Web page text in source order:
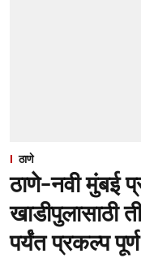
ठाणे
ठाणे-नवी मुंबई
खाडीपुलासाठी
पर्यंत प्रकल्प